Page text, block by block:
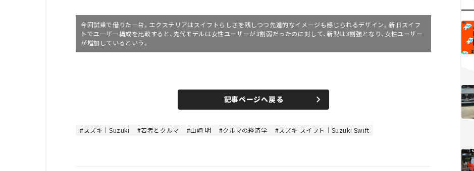
今回試乗で借りた一台。エクステリアはスイフトらしさを残しつつ先進的なイメージも感じられるデザイン。新旧スイフ
トでユーザー構成を比較すると、先代モデルは女性ユーザーが3割弱だったのに対して、新型は3割強となり、女性ユーザー
が増加しているという。
4
.
記事ページへ戻る
スズキ｜Suzuki 若者とクルマ 山崎 明 クルマの経済学 スズキ スイフト｜Suzuki Swift